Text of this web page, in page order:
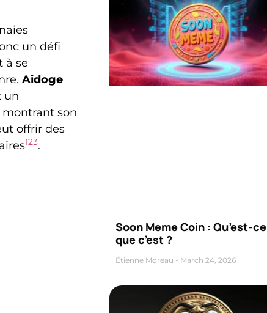
un défi
à se
Aidoge
un
son
offrir des
123.
Soon Meme Coin : Qu’est-ce
que c’est ?
Étienne Moreau March 24, 2026